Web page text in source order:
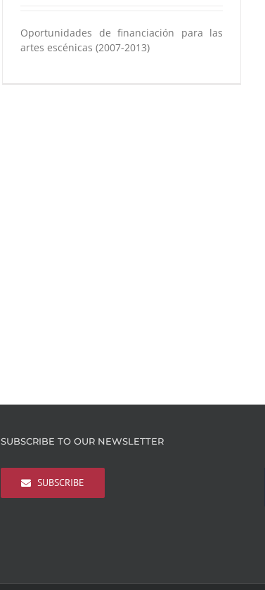
Oportunidades de financiación para las
artes escénicas (2007-2013)
SUBSCRIBE TO OUR NEWSLETTER
SUBSCRIBE